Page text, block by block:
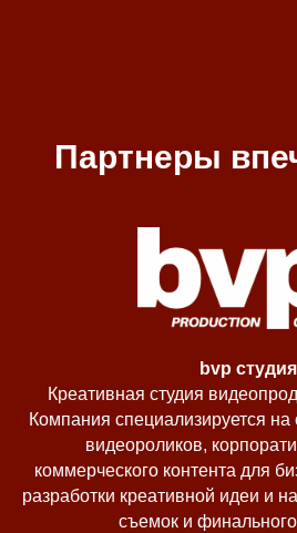
Партнеры
bvp студия
Креативная студия
Компания специализируется
видеороликов,
коммерческого контента для
разработки креативной идеи и
съемок и